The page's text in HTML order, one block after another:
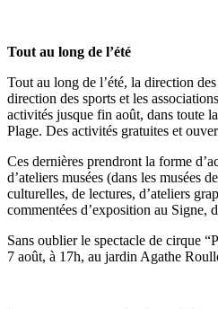
Tout au long de l’été
Tout au long de l’été, la direction
direction des sports et les
activités jusque fin août, dans toute
Plage. Des activités gratuites et
Ces dernières prendront la forme
d’ateliers musées (dans les musées
culturelles, de lectures, d’ateliers
commentées d’exposition au Signe,
Sans oublier le spectacle de cirque
7 août, à 17h, au jardin Agathe